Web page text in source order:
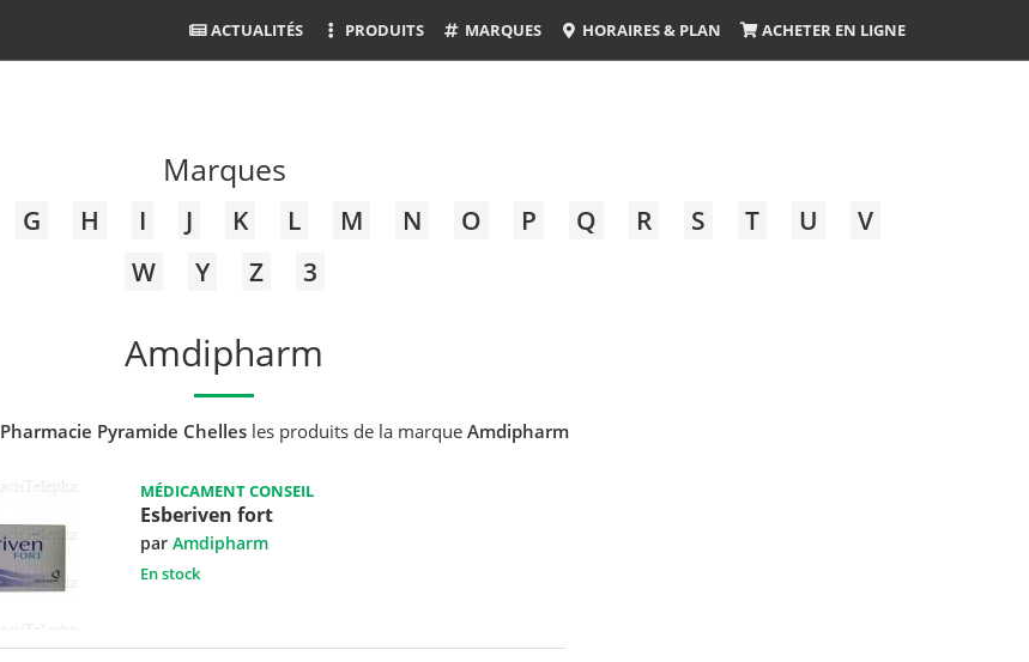
ACTUALITÉS PRODUITS MARQUES HORAIRES & PLAN ACHETER EN LIGNE
Marques
G H I J K L M N O P Q R S T U
V
W
Y Z 3
Amdipharm
Pharmacie Pyramide Chelles les produits de la marque Amdipharm
MÉDICAMENT CONSEIL
Esberiven fort
par Amdipharm
En stock